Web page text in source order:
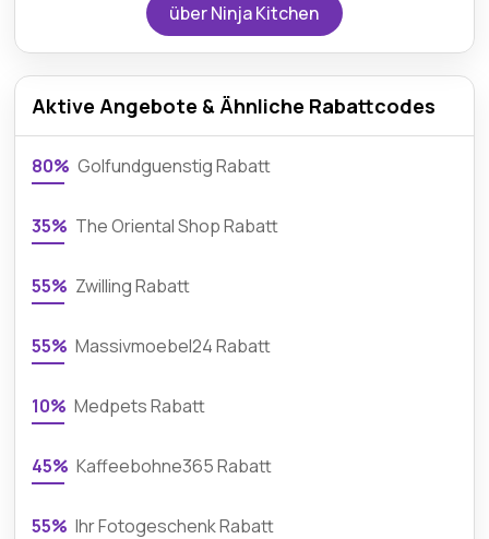
über Ninja Kitchen
Aktive Angebote & Ähnliche Rabattcodes
80% Golfundguenstig Rabatt
35% The Oriental Shop Rabatt
55% Zwilling Rabatt
55% Massivmoebel24 Rabatt
10% Medpets Rabatt
45% Kaffeebohne365 Rabatt
55% Ihr Fotogeschenk Rabatt